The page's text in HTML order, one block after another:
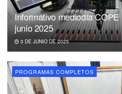
Informativo mediodía
junio 2025
3 DE JUNIO DE 2025
PROGRAMAS COMPLETOS